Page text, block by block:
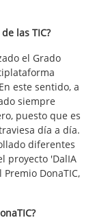
las TIC?
el Grado
este sentido, a
siempre
puesto que es
día a día.
diferentes
proyecto 'DalIA
DonaTIC,